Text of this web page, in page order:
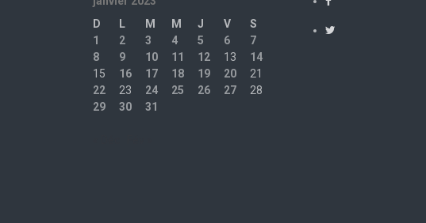
D
L M M J V
S
1
2 3 4 5 6
7
8
9 10 11 12 13
14
15
16 17 18 19 20
21
22
23 24 25 26 27
28
29
30 31